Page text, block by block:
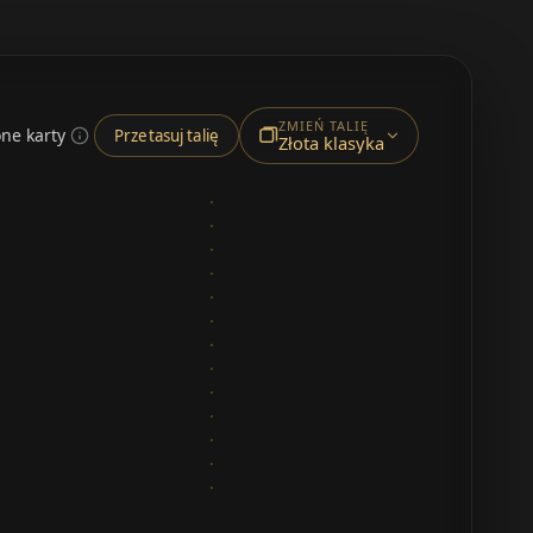
karty Przetasuj talię ZMIEŃ TALIĘ
Złota klasyka